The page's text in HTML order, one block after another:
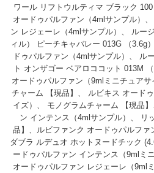
ワール リフトウルティマ ブラック
オードゥパルファン（4mlサンプル）
ン レジェーレ（4mlサンプル）、 ルー
ィル） ピーチキャバレー 013G （3.6g
ドゥパルファン（4mlサンプル）、 ル
ト オンザゴー ベアロココット 013M
オードゥパルファン（9mlミニチュア
チャーム 【現品】、 ルビキス オード
イズ）、 モノグラムチャーム 【現品
ン インテンス（4mlサンプル）、 リ
品】、ルビファンク オードゥパルファ
ダブラ ルデュオ ホットヌードチック
ードゥパルファン インテンス（9mlミ
オードゥパルファン レジェーレ（9ml